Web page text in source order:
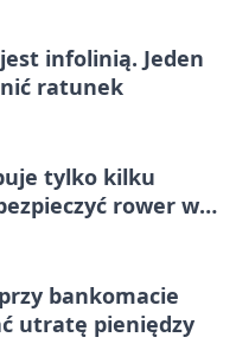
infolinią. Jeden
ratunek
tylko kilku
rower w
bankomacie
utratę pieniędzy